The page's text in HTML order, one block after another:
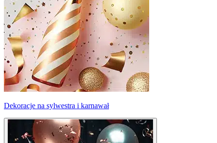
Dekoracje na sylwestra i karnawał